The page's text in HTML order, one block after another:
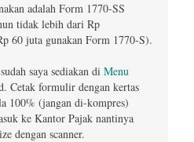
adalah Form 1770-SS
tidak lebih dari Rp
60 juta gunakan Form 1770-S).
saya sediakan di Menu
Cetak formulir dengan kertas
100% (jangan di-kompres)
ke Kantor Pajak nantinya
dengan scanner.